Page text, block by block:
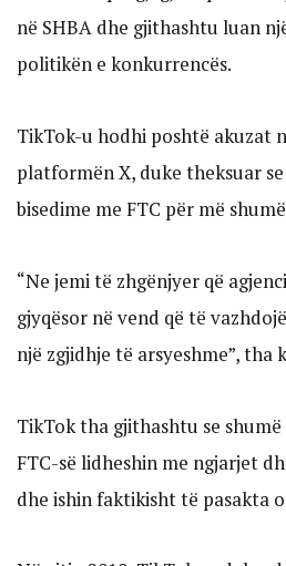
në SHBA dhe gjithashtu luan
politikën e konkurrencës.
TikTok-u hodhi poshtë akuzat
platformën X, duke theksuar
bisedime me FTC për më
“Ne jemi të zhgënjyer që
gjyqësor në vend që të
një zgjidhje të arsyeshme”, tha
TikTok tha gjithashtu se
FTC-së lidheshin me ngjarjet
dhe ishin faktikisht të pasakta